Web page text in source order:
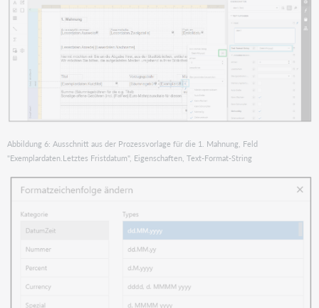
Abbildung 6: Ausschnitt aus der Prozessvorlage für die 1. Mahnung, Feld
"Exemplardaten.Letztes Fristdatum", Eigenschaften, Text-Format-String